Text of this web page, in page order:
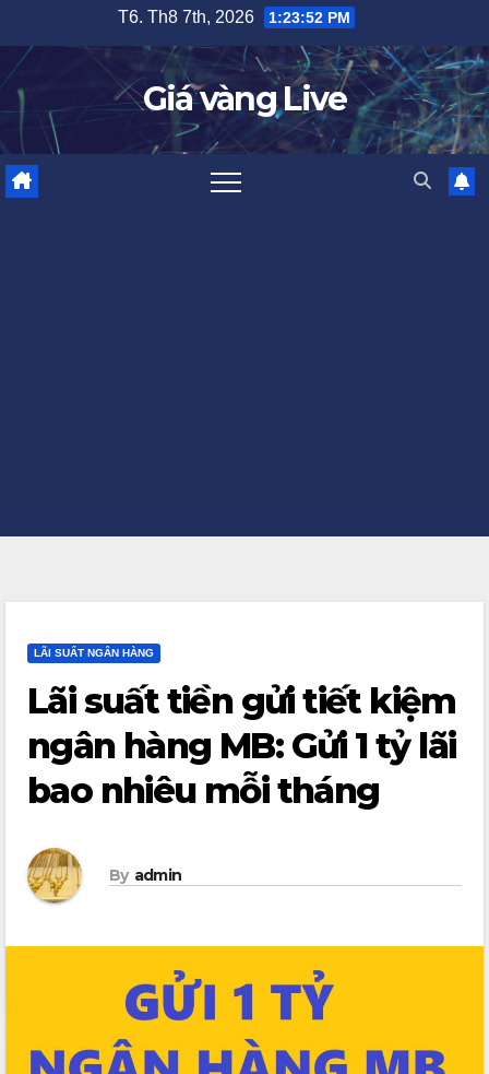
content
T6. Th8 7th, 2026 1:23:52 PM
Giá vàng Live
LÃI SUẤT NGÂN HÀNG
Lãi suất tiền gửi tiết kiệm
ngân hàng MB: Gửi 1 tỷ lãi
bao nhiêu mỗi tháng
By admin